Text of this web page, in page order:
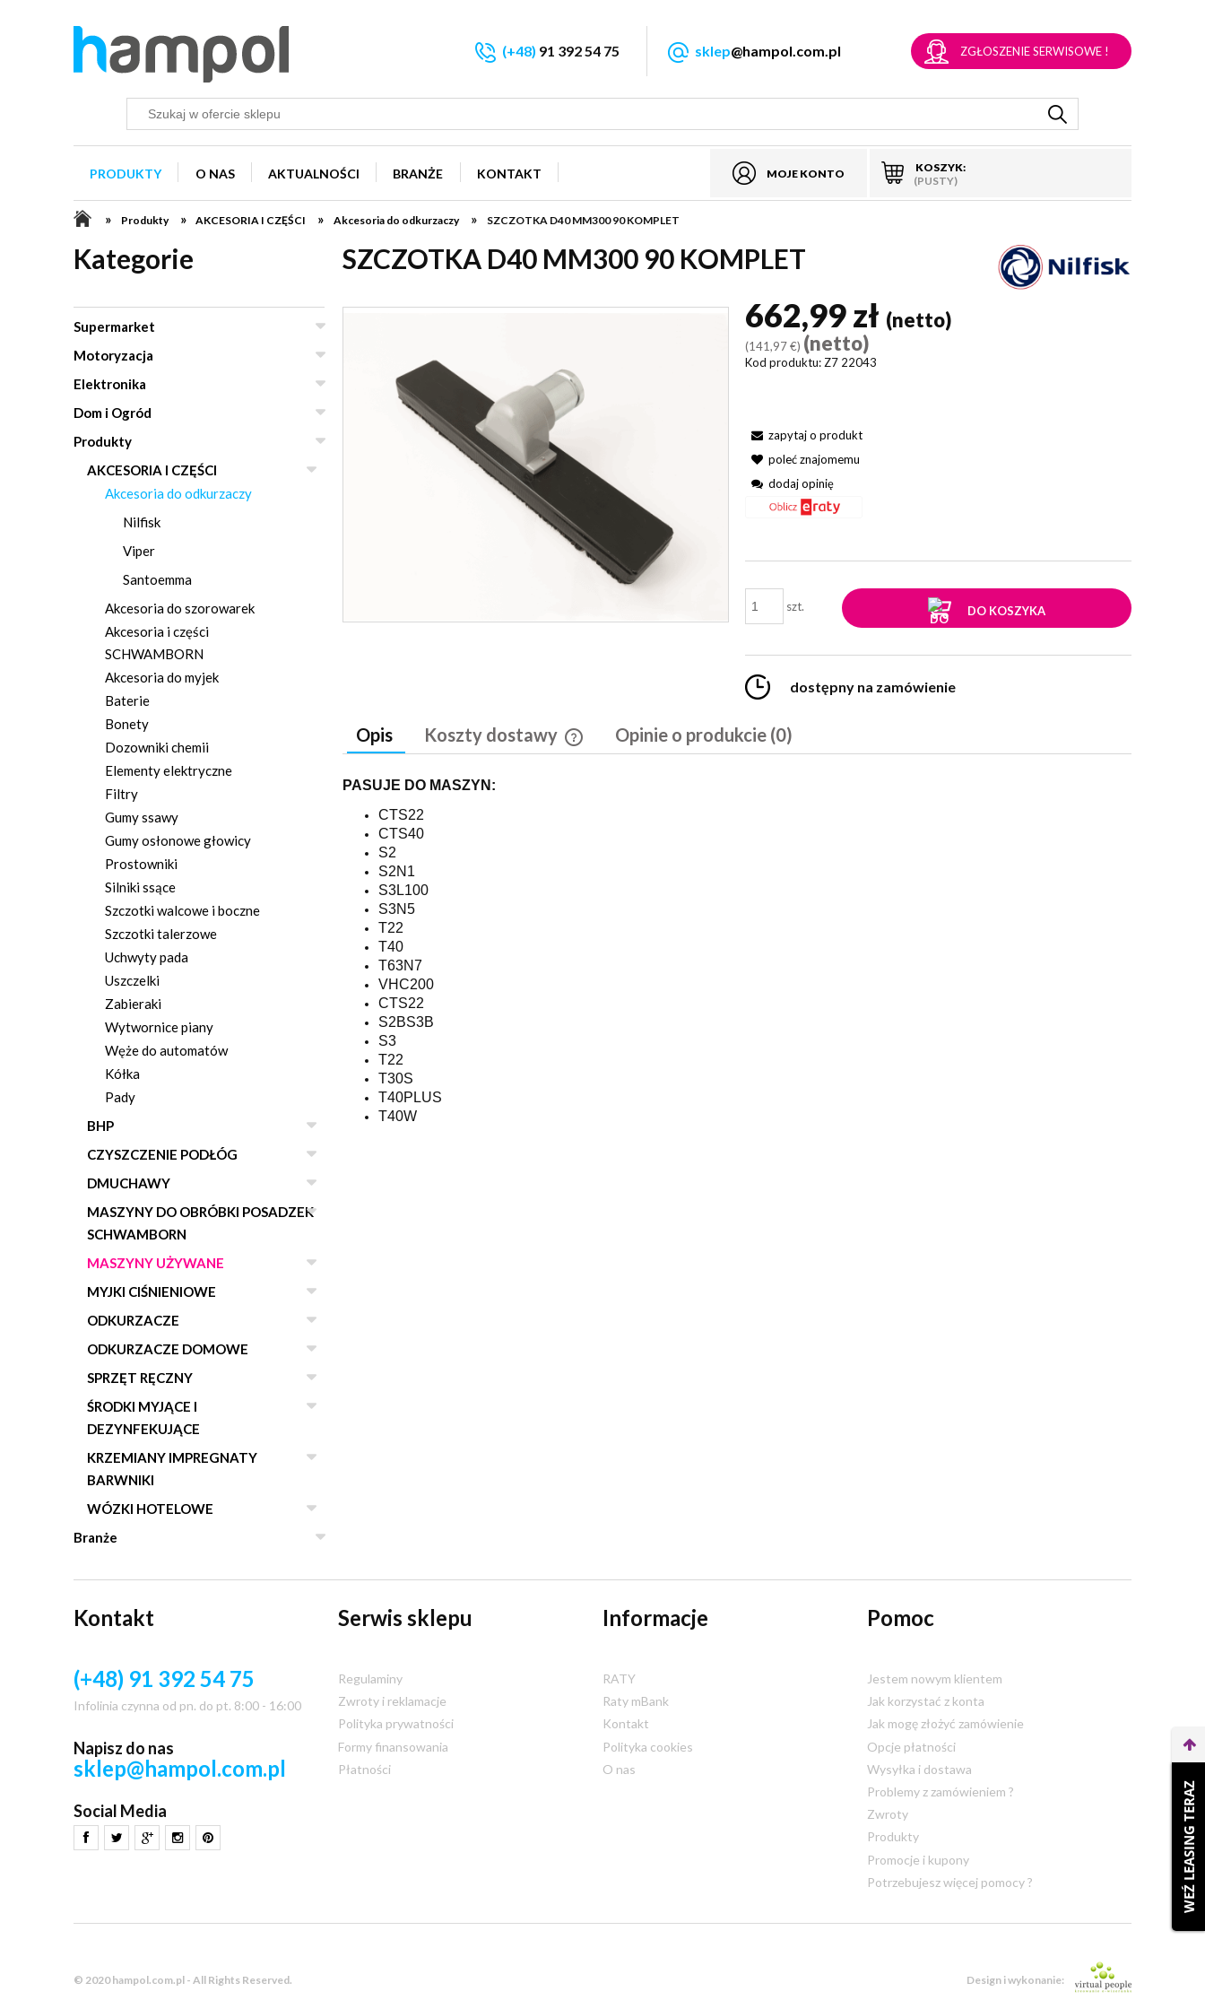
MOJE KONTO
KOSZYK:
(PUSTY)
(+48) 91 392 54 75 sklep@hampol.com.pl ZGŁOSZENIE SERWISOWE !
PRODUKTY O NAS AKTUALNOŚCI BRANŻE KONTAKT
» Produkty » AKCESORIA I CZĘŚCI » Akcesoria do odkurzaczy » SZCZOTKA D40 MM300 90 KOMPLET
Kategorie
Supermarket
Motoryzacja
Elektronika
Dom i Ogród
Produkty
AKCESORIA I CZĘŚCI
Akcesoria do odkurzaczy
Nilfisk
Viper
Santoemma
Akcesoria do szorowarek
Akcesoria i części
SCHWAMBORN
Akcesoria do myjek
Baterie
Bonety
Dozowniki chemii
Elementy elektryczne
Filtry
Gumy ssawy
Gumy osłonowe głowicy
Prostowniki
Silniki ssące
Szczotki walcowe i boczne
Szczotki talerzowe
Uchwyty pada
Uszczelki
Zabieraki
Wytwornice piany
Węże do automatów
Kółka
Pady
BHP
CZYSZCZENIE PODŁÓG
DMUCHAWY
MASZYNY DO OBRÓBKI POSADZEK
SCHWAMBORN
MASZYNY UŻYWANE
MYJKI CIŚNIENIOWE
ODKURZACZE
ODKURZACZE DOMOWE
SPRZĘT RĘCZNY
ŚRODKI MYJĄCE I
DEZYNFEKUJĄCE
KRZEMIANY IMPREGNATY
BARWNIKI
WÓZKI HOTELOWE
Branże
SZCZOTKA D40 MM300 90 KOMPLET
662,99 zł (netto)
(141,97 €) (netto)
Kod produktu: Z7 22043
zapytaj o produkt
poleć znajomemu
dodaj opinię
szt. DO KOSZYKA
dostępny na zamówienie
Opis Koszty dostawy Opinie o produkcie (0)
PASUJE DO MASZYN:
CTS22
CTS40
S2
S2N1
S3L100
S3N5
T22
T40
T63N7
VHC200
CTS22
S2BS3B
S3
T22
T30S
T40PLUS
T40W
Kontakt
(+48) 91 392 54 75
Infolinia czynna od pn. do pt. 8:00 - 16:00
Napisz do nas
sklep@hampol.com.pl
Social Media
Serwis sklepu
Regulaminy
Zwroty i reklamacje
Polityka prywatności
Formy finansowania
Płatności
Informacje
RATY
Raty mBank
Kontakt
Polityka cookies
O nas
Pomoc
Jestem nowym klientem
Jak korzystać z konta
Jak mogę złożyć zamówienie
Opcje płatności
Wysyłka i dostawa
Problemy z zamówieniem ?
Zwroty
Produkty
Promocje i kupony
Potrzebujesz więcej pomocy ?
© 2020 hampol.com.pl - All Rights Reserved. Design i wykonanie:
WEŹ LEASING TERAZ